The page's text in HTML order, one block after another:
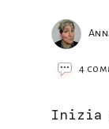
4
Inizia